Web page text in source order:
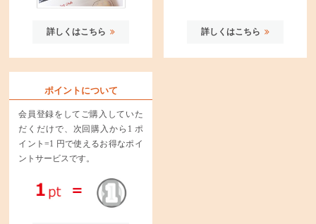
詳しくはこちら 詳しくはこちら
ポイントについて
会員登録をしてご購入していた
だくだけで、次回購入から1 ポ
イント=1 円で使えるお得なポイ
ントサービスです。